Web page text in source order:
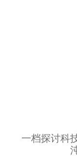
一档探讨科